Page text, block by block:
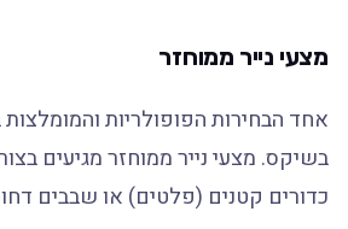
מצעי נייר ממוחזר
אחד הבחירות הפופולריות והמומלצות
בשיקס. מצעי נייר ממוחזר מגיעים
כדורים קטנים (פלטים) או שבבים